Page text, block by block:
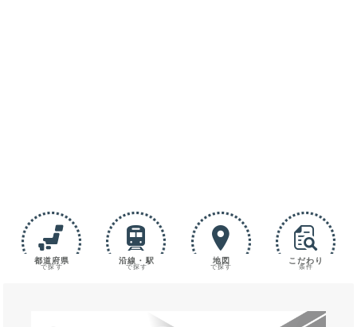
都道府県
で探す
沿線・駅
で探す
地図
で探す
こだわり
条件